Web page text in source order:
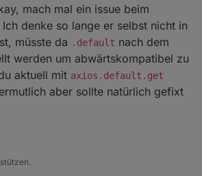
version-axios-get-is-not-a-function/1
mach mal ein issue beim
denke so lange er selbst nicht in
müsste da .default nach dem
werden um abwärtskompatibel zu
aktuell mit axios.default.get
aber sollte natürlich gefixt